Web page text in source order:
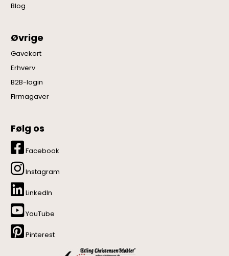
Blog
Øvrige
Gavekort
Erhverv
B2B-login
Firmagaver
Følg os
Facebook
Instagram
LinkedIn
YouTube
Pinterest